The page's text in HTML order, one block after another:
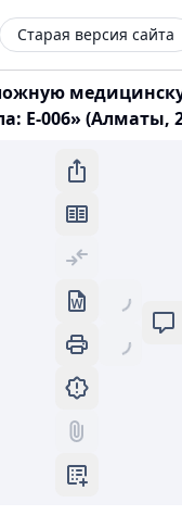
Старая версия сайта
E-006» (Алматы,